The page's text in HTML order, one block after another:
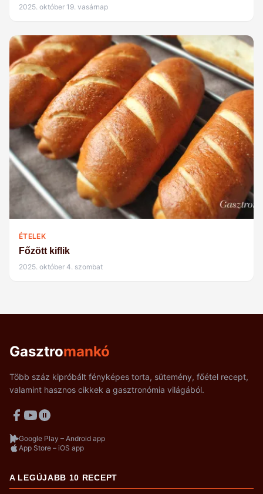
2025. október 19. vasárnap
ÉTELEK
Főzött kiflik
2025. október 4. szombat
Gasztromankó
Több száz kipróbált fényképes torta, sütemény, főétel recept,
valamint hasznos cikkek a gasztronómia világából.
Google Play – Android app
App Store – iOS app
A LEGÚJABB 10 RECEPT